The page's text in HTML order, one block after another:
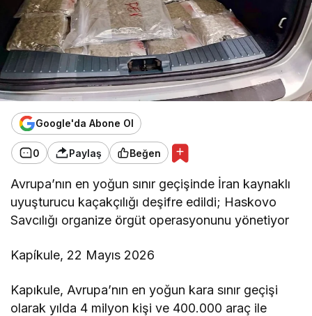
Google'da Abone Ol
0 Paylaş Beğen
Avrupa’nın en yoğun sınır geçişinde İran kaynaklı
uyuşturucu kaçakçılığı deşifre edildi; Haskovo
Savcılığı organize örgüt operasyonunu yönetiyor
Kapíkule, 22 Mayıs 2026
Kapıkule, Avrupa’nın en yoğun kara sınır geçişi
olarak yılda 4 milyon kişi ve 400.000 araç ile